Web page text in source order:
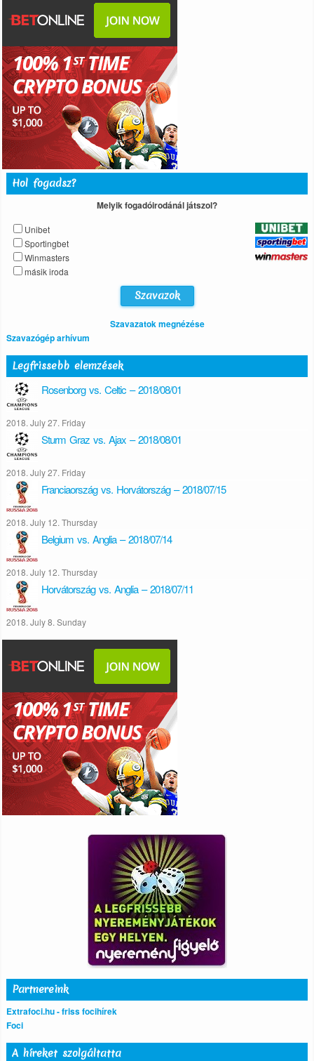
Hol fogadsz?
Melyik fogadóirodánál játszol?
Unibet
Sportingbet
Winmasters
másik iroda
Szavazatok megnézése
Szavazógép arhívum
Legfrissebb elemzések
Rosenborg vs. Celtic – 2018/08/01
2018. July 27. Friday
Sturm Graz vs. Ajax – 2018/08/01
2018. July 27. Friday
Franciaország vs. Horvátország – 2018/07/15
2018. July 12. Thursday
Belgium vs. Anglia – 2018/07/14
2018. July 12. Thursday
Horvátország vs. Anglia – 2018/07/11
2018. July 8. Sunday
Partnereink
Extrafoci.hu - friss focihírek
Foci
A híreket szolgáltatta